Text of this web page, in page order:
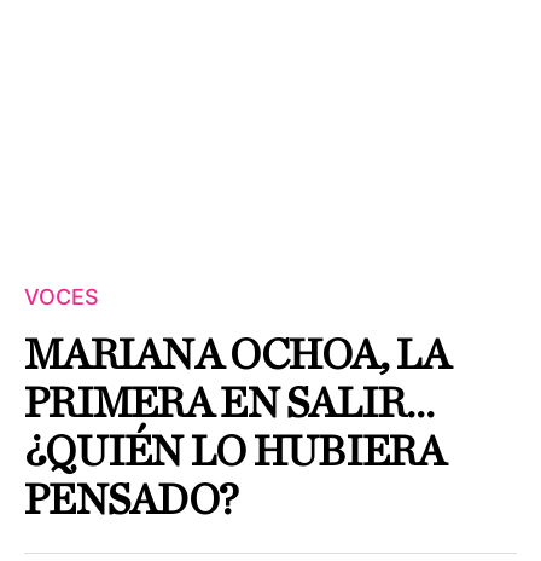
VOCES
MARIANA OCHOA, LA
PRIMERA EN SALIR…
¿QUIÉN LO HUBIERA
PENSADO?